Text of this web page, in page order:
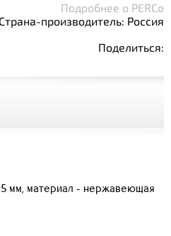
Подробнее о PERCo
Страна-производитель: Россия
Поделиться:
мм, материал - нержавеющая